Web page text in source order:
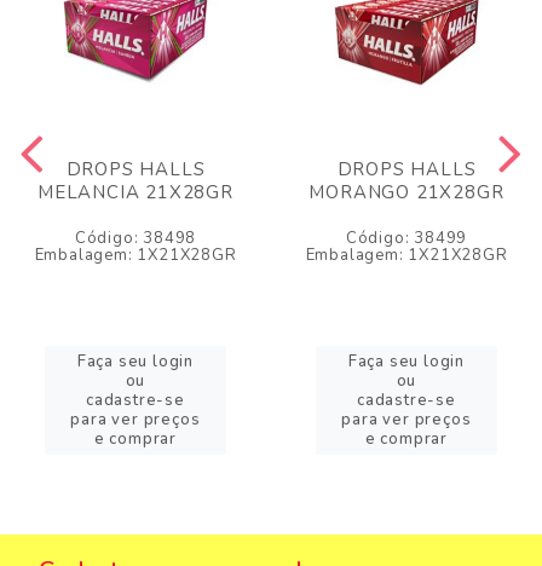
DROPS HALLS
MELANCIA 21X28GR
Código: 38498
Embalagem: 1X21X28GR
Faça seu login
ou
cadastre-se
para ver preços
e comprar
DROPS HALLS
MORANGO 21X28GR
Código: 38499
Embalagem: 1X21X28GR
Faça seu login
ou
cadastre-se
para ver preços
e comprar